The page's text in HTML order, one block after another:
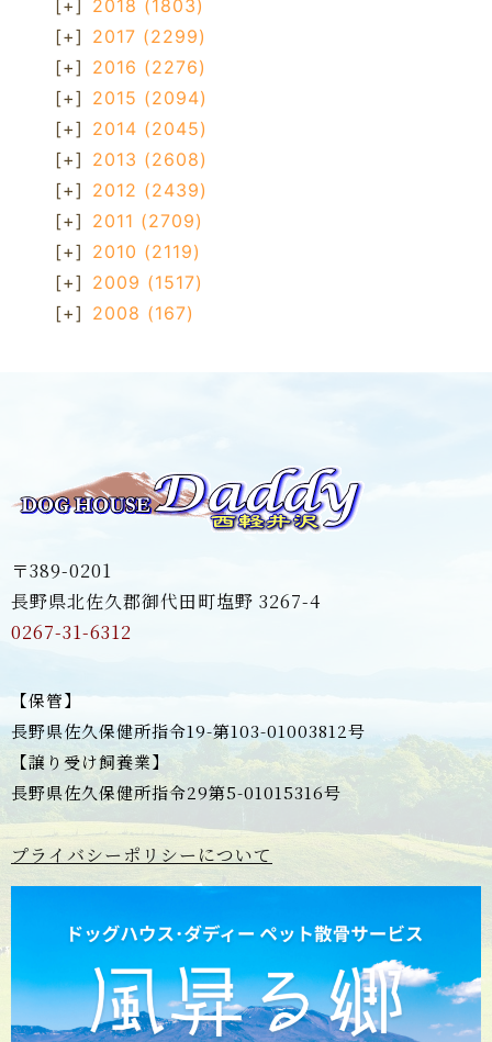
[+] 2018 (1803)
[+] 2017 (2299)
[+] 2016 (2276)
[+] 2015 (2094)
[+] 2014 (2045)
[+] 2013 (2608)
[+] 2012 (2439)
[+] 2011 (2709)
[+] 2010 (2119)
[+] 2009 (1517)
[+] 2008 (167)
〒389-0201
長野県北佐久郡御代田町塩野 3267-4
0267-31-6312
【保管】
長野県佐久保健所指令19-第103-01003812号
【譲り受け飼養業】
長野県佐久保健所指令29第5-01015316号
プライバシーポリシーについて